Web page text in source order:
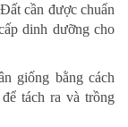
cần được chuẩn
dinh dưỡng cho
giống bằng cách
tách ra và trồng